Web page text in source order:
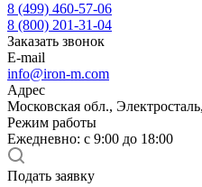
8 (499) 460-57-06
8 (800) 201-31-04
Заказать звонок
E-mail
info@iron-m.com
Адрес
Московская обл.,
Режим работы
Ежедневно: с 9:00 до 18:00
Подать заявку